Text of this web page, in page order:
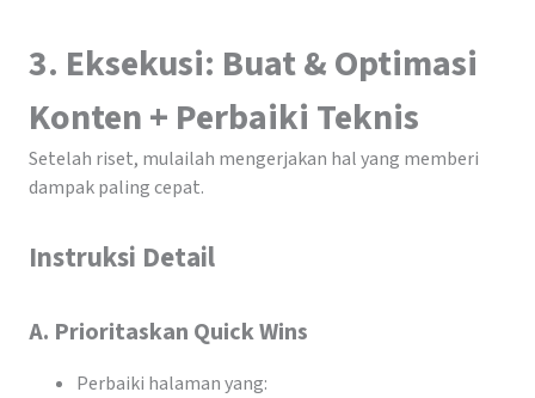
3. Eksekusi: Buat & Optimasi
Konten + Perbaiki Teknis
Setelah riset, mulailah mengerjakan hal yang memberi
dampak paling cepat.
Instruksi Detail
A. Prioritaskan Quick Wins
Perbaiki halaman yang: